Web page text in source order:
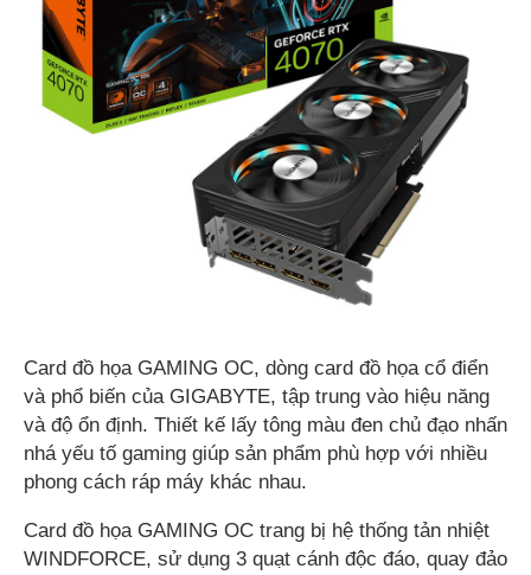
Card đồ họa GAMING OC, dòng card đồ họa cổ điển
và phổ biến của GIGABYTE, tập trung vào hiệu năng
và độ ổn định. Thiết kế lấy tông màu đen chủ đạo nhấn
nhá yếu tố gaming giúp sản phẩm phù hợp với nhiều
phong cách ráp máy khác nhau.
Card đồ họa GAMING OC trang bị hệ thống tản nhiệt
WINDFORCE, sử dụng 3 quạt cánh độc đáo, quay đảo